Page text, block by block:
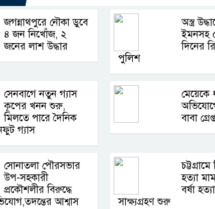
জগন্নাথপুরে নৌকা ডুবে
৪ জন নিখোঁজ, ২
জনের লাশ উদ্ধার
অস্ত্র
ইমনসহ ৫
দিনের
পুলিশ
সেনবাগে নতুন গ্যাস
কূপের খনন শুরু,
মিলতে পারে দৈনিক
গ্যাস
মেয়েকে
বাবা
সোনাতলা পৌরসভার
উপ-সহকারী
প্রকৌশলীর বিরুদ্ধে
আশ্বাস
হত্যা
বর্ষা
সাক্ষ্যগ্রহণ শুরু